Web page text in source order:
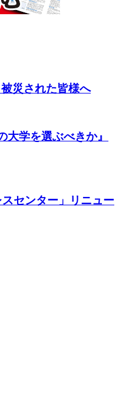
災された皆様へ
学を選ぶべきか』
センター」リニュー